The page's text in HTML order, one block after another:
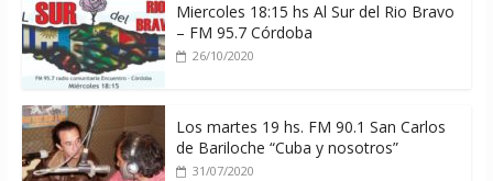
Miercoles 18:15 hs Al Sur del Rio Bravo
– FM 95.7 Córdoba
26/10/2020
Los martes 19 hs. FM 90.1 San Carlos
de Bariloche “Cuba y nosotros”
31/07/2020